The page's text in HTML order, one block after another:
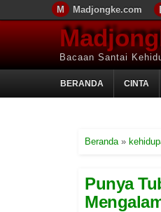
Madjongke.com
Bacaan Santai
BERANDA CINTA
Beranda»
Punya